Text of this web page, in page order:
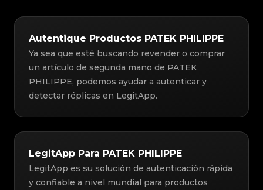
Autentique Productos PATEK PHILIPPE
Ya sea que esté buscando revender o comprar
un artículo de segunda mano de PATEK
PHILIPPE, podemos ayudar a autenticar y
detectar réplicas en LegitApp.
LegitApp Para PATEK PHILIPPE
LegitApp es su solución de autenticación rápida
y confiable a nivel mundial para productos